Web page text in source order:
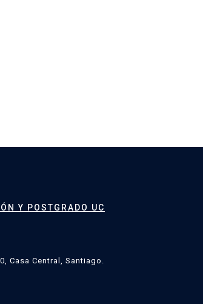
Y POSTGRADO UC
Casa Central, Santiago.